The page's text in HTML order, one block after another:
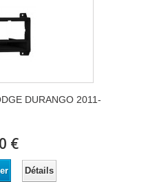
DURANGO 2011-
€
Détails